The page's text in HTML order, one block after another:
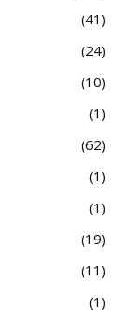
41
24
10
1
62
1
1
19
11
1